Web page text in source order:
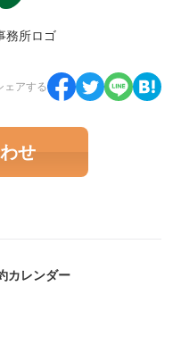
務所ロゴ
ェアする
せ
カレンダー